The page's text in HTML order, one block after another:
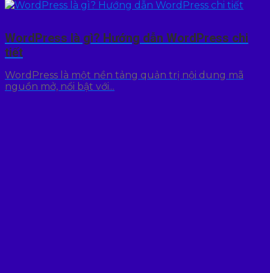
WordPress là gì? Hướng dẫn WordPress chi
tiết
WordPress là một nền tảng quản trị nội dung mã
nguồn mở, nổi bật với...